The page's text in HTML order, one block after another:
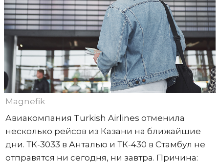
Magnefik
Авиакомпания Turkish Airlines отменила
несколько рейсов из Казани на ближайшие
дни. ТК-3033 в Анталью и ТК-430 в Стамбул не
отправятся ни сегодня, ни завтра. Причина: